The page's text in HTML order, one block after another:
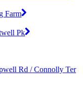
Farm
Pk
Rd / Connolly Ter